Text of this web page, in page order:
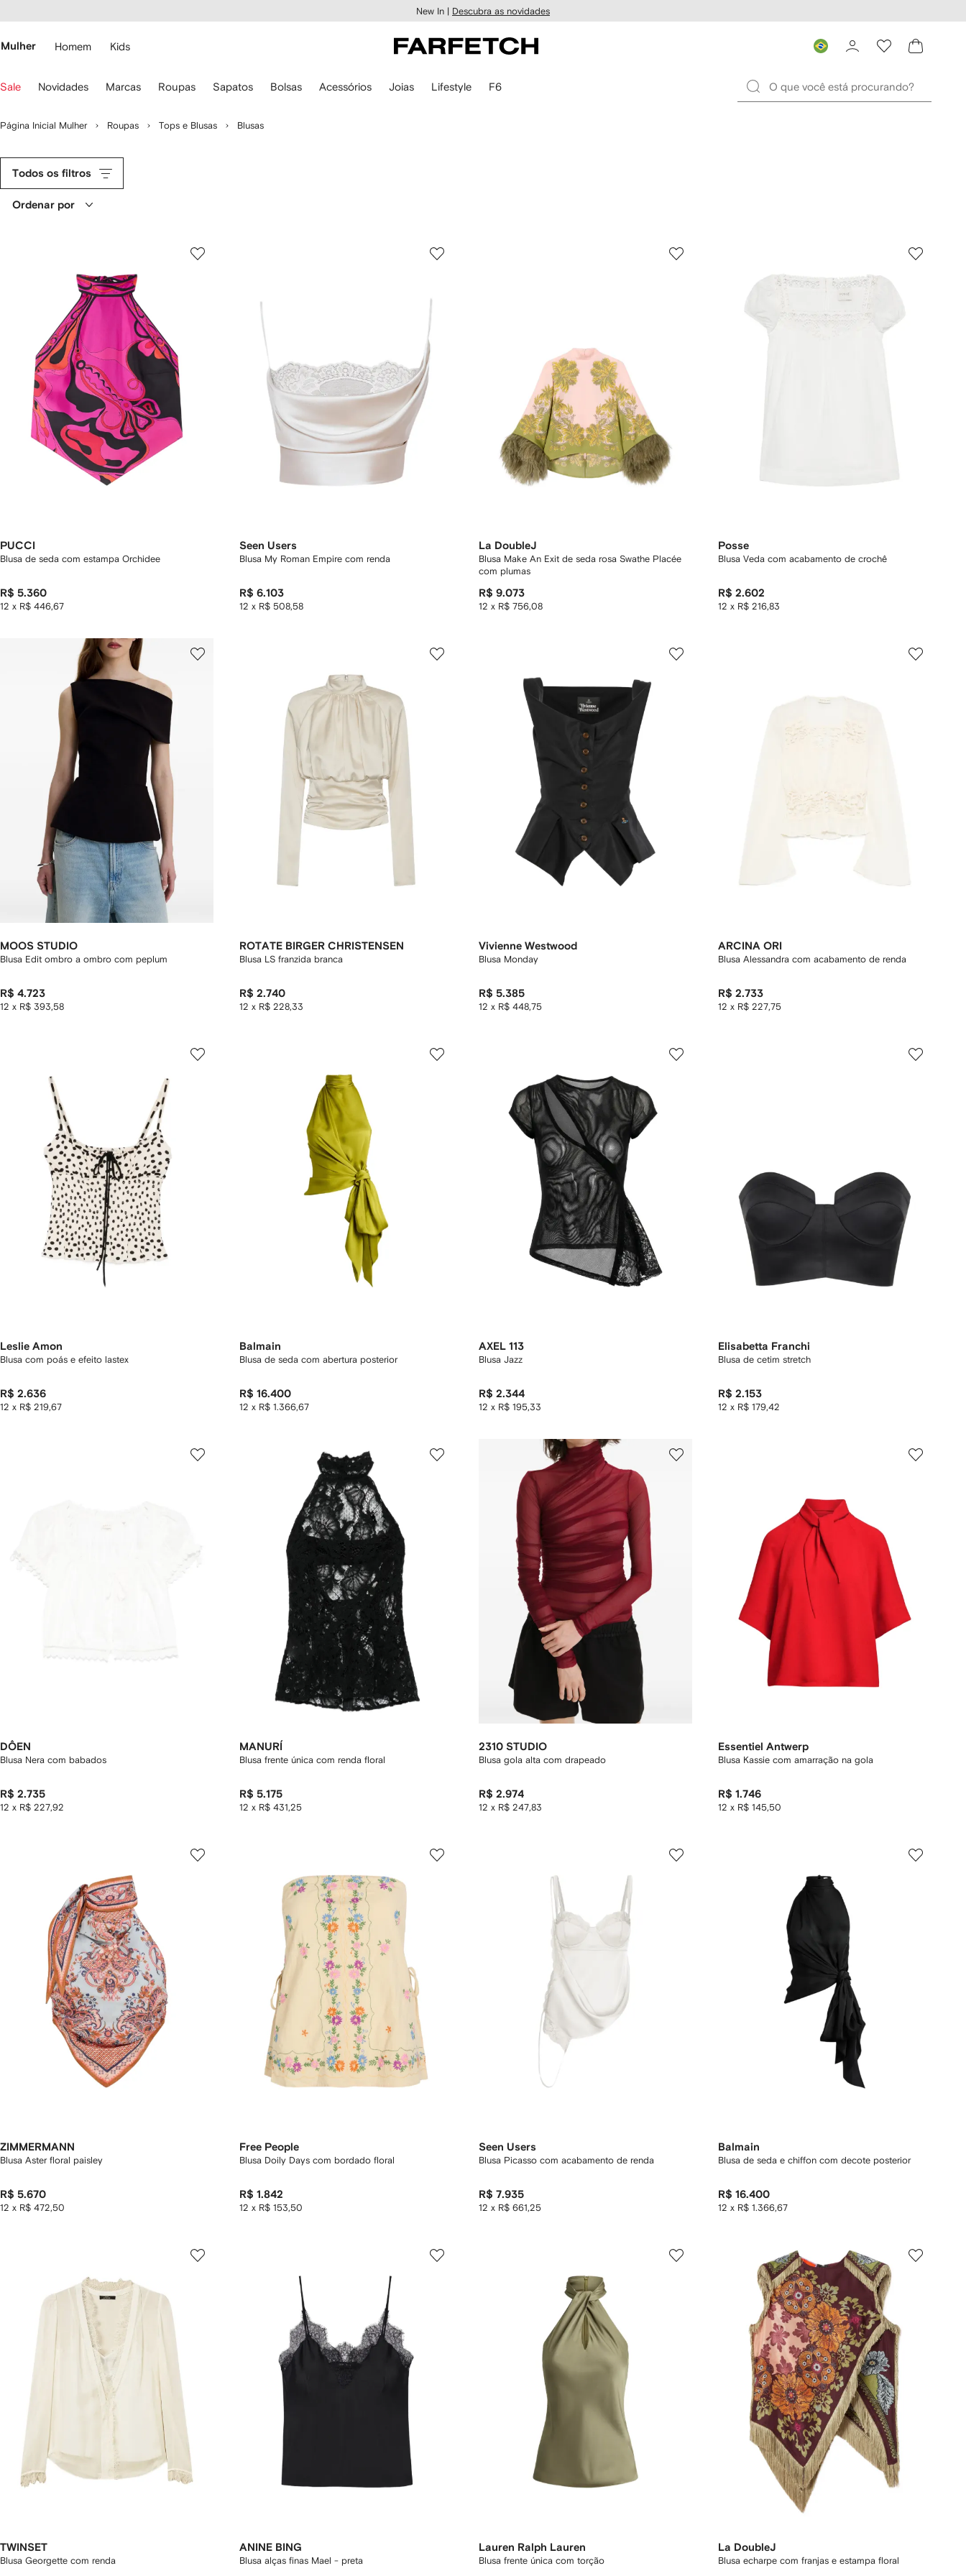
New In | Descubra as novidades
Mulher Homem Kids
Sale Novidades Marcas Roupas Sapatos Bolsas Acessórios Joias Lifestyle F6
Página Inicial Mulher Roupas Tops e Blusas Blusas
Todos os filtros
Ordenar por
PUCCI
Blusa de seda com estampa Orchidee
R$ 5.360
12 x R$ 446,67
Seen Users
Blusa My Roman Empire com renda
R$ 6.103
12 x R$ 508,58
La DoubleJ
Blusa Make An Exit de seda rosa Swathe Placée
com plumas
R$ 9.073
12 x R$ 756,08
Posse
Blusa Veda com acabamento de crochê
R$ 2.602
12 x R$ 216,83
MOOS STUDIO
Blusa Edit ombro a ombro com peplum
R$ 4.723
12 x R$ 393,58
ROTATE BIRGER CHRISTENSEN
Blusa LS franzida branca
R$ 2.740
12 x R$ 228,33
Vivienne Westwood
Blusa Monday
R$ 5.385
12 x R$ 448,75
ARCINA ORI
Blusa Alessandra com acabamento de renda
R$ 2.733
12 x R$ 227,75
Leslie Amon
Blusa com poás e efeito lastex
R$ 2.636
12 x R$ 219,67
Balmain
Blusa de seda com abertura posterior
R$ 16.400
12 x R$ 1.366,67
AXEL 113
Blusa Jazz
R$ 2.344
12 x R$ 195,33
Elisabetta Franchi
Blusa de cetim stretch
R$ 2.153
12 x R$ 179,42
DÔEN
Blusa Nera com babados
R$ 2.735
12 x R$ 227,92
MANURÍ
Blusa frente única com renda floral
R$ 5.175
12 x R$ 431,25
2310 STUDIO
Blusa gola alta com drapeado
R$ 2.974
12 x R$ 247,83
Essentiel Antwerp
Blusa Kassie com amarração na gola
R$ 1.746
12 x R$ 145,50
ZIMMERMANN
Blusa Aster floral paisley
R$ 5.670
12 x R$ 472,50
Free People
Blusa Doily Days com bordado floral
R$ 1.842
12 x R$ 153,50
Seen Users
Blusa Picasso com acabamento de renda
R$ 7.935
12 x R$ 661,25
Balmain
Blusa de seda e chiffon com decote posterior
R$ 16.400
12 x R$ 1.366,67
TWINSET
Blusa Georgette com renda
ANINE BING
Blusa alças finas Mael - preta
Lauren Ralph Lauren
Blusa frente única com torção
La DoubleJ
Blusa echarpe com franjas e estampa floral